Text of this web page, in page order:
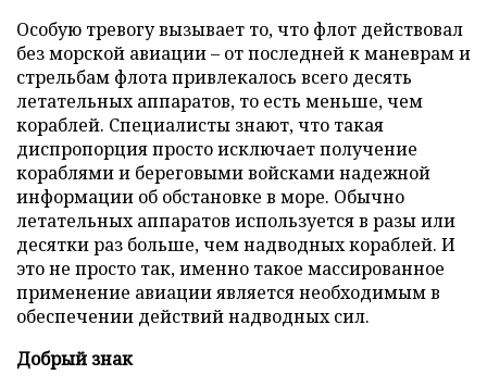
Особую тревогу вызывает то, что флот действовал
без морской авиации – от последней к маневрам и
стрельбам флота привлекалось всего десять
летательных аппаратов, то есть меньше, чем
кораблей. Специалисты знают, что такая
диспропорция просто исключает получение
кораблями и береговыми войсками надежной
информации об обстановке в море. Обычно
летательных аппаратов используется в разы или
десятки раз больше, чем надводных кораблей. И
это не просто так, именно такое массированное
применение авиации является необходимым в
обеспечении действий надводных сил.
Добрый знак